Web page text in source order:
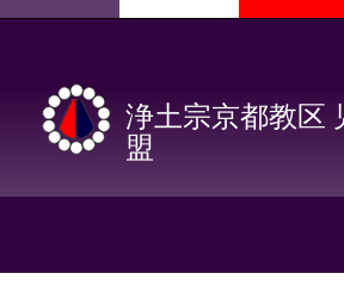
浄土宗京都教区
盟